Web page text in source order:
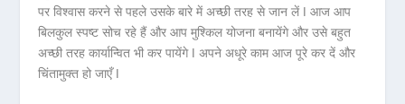
पर विश्वास करने से पहले उसके बारे में अच्छी तरह से जान लें ǀ आज आप
बिलकुल स्पष्ट सोच रहे हैं और आप मुश्किल योजना बनायेंगे और उसे बहुत
अच्छी तरह कार्यान्वित भी कर पायेंगे ǀ अपने अधूरे काम आज पूरे कर दें और
चिंतामुक्त हो जाएँ ǀ